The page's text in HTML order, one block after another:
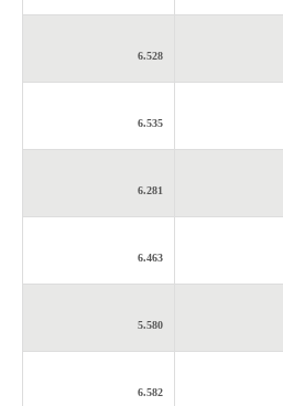
6.528
6.535
6.281
6.463
5.580
6.582